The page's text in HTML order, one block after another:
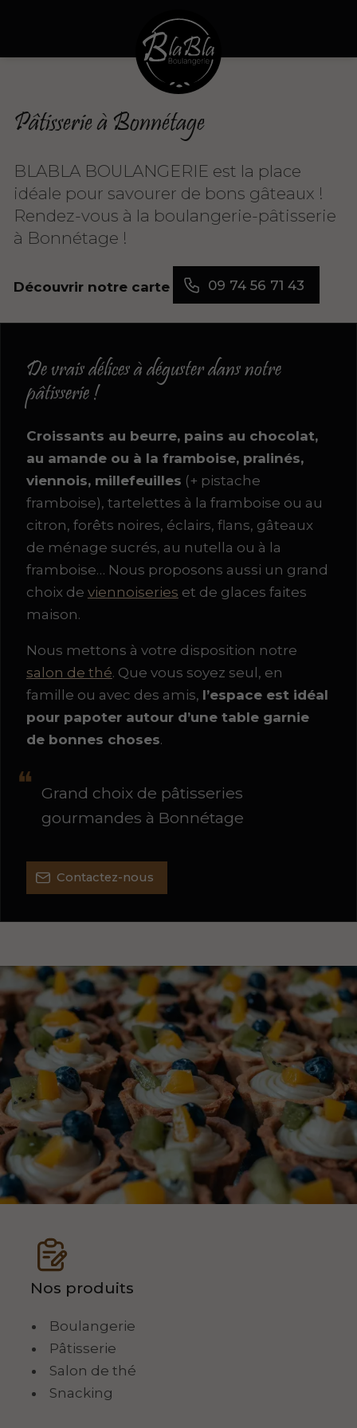
Pâtisserie à Bonnétage
BLABLA BOULANGERIE est la place
idéale pour savourer de bons gâteaux !
Rendez-vous à la boulangerie-pâtisserie
à Bonnétage !
Découvrir notre carte 09 74 56 71 43
De vrais délices à déguster dans notre
pâtisserie !
Croissants au beurre, pains au chocolat,
au amande ou à la framboise, pralinés,
viennois, millefeuilles (+ pistache
framboise), tartelettes à la framboise ou au
citron, forêts noires, éclairs, flans, gâteaux
de ménage sucrés, au nutella ou à la
framboise… Nous proposons aussi un grand
choix de viennoiseries et de glaces faites
maison.
Nous mettons à votre disposition notre
salon de thé. Que vous soyez seul, en
famille ou avec des amis, l’espace est idéal
pour papoter autour d’une table garnie
de bonnes choses.
Grand choix de pâtisseries
gourmandes à Bonnétage
Contactez-nous
Nos produits
Boulangerie
Pâtisserie
Salon de thé
Snacking